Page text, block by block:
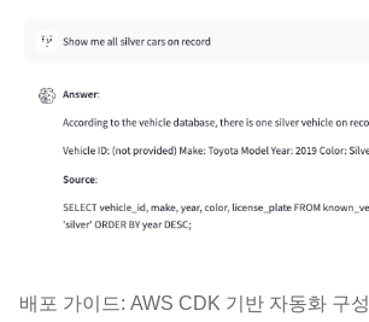
배포 가이드: AWS CDK 기반 자동화 구성